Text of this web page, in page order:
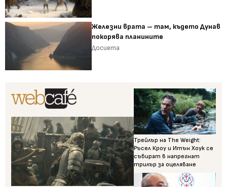
Железни врата – там, където Дунав
покорява планините
Досиета
Трейлър на The Weight:
Ръсел Кроу и Итън Хоук се
събират в напрегнат
трилър за оцеляване